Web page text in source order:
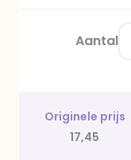
Aantal
Originele prijs
17,45